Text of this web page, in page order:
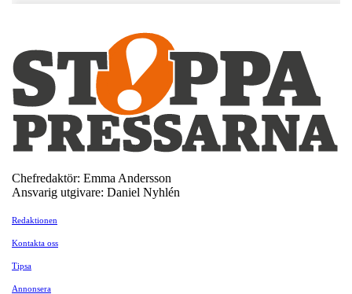
Chefredaktör: Emma Andersson
Ansvarig utgivare: Daniel Nyhlén
Redaktionen
Kontakta oss
Tipsa
Annonsera